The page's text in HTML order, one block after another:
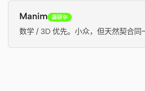
Manim 调研中
数学 / 3D 优先。小众，但天然契合同